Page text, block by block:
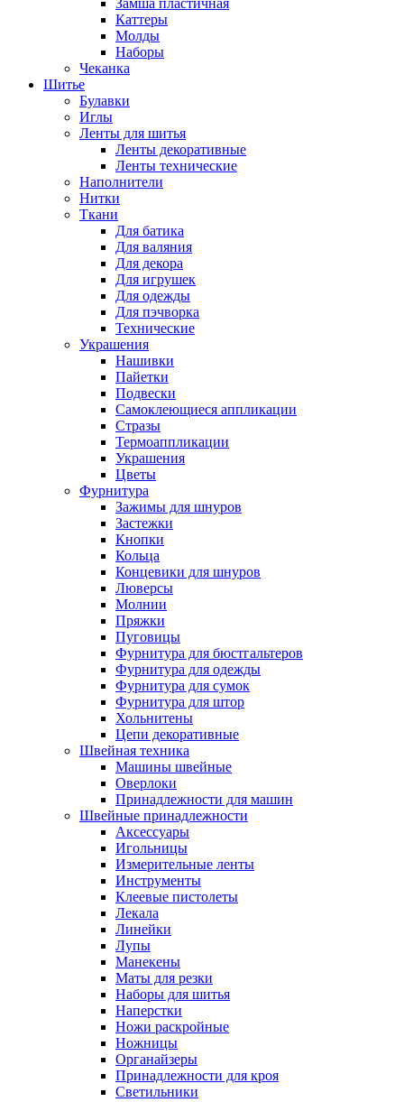
Замша пластичная
Каттеры
Молды
Наборы
Чеканка
Шитье
Булавки
Иглы
Ленты для шитья
Ленты декоративные
Ленты технические
Наполнители
Нитки
Ткани
Для батика
Для валяния
Для декора
Для игрушек
Для одежды
Для пэчворка
Технические
Украшения
Нашивки
Пайетки
Подвески
Самоклеющиеся аппликации
Стразы
Термоаппликации
Украшения
Цветы
Фурнитура
Зажимы для шнуров
Застежки
Кнопки
Кольца
Концевики для шнуров
Люверсы
Молнии
Пряжки
Пуговицы
Фурнитура для бюстгальтеров
Фурнитура для одежды
Фурнитура для сумок
Фурнитура для штор
Хольнитены
Цепи декоративные
Швейная техника
Машины швейные
Оверлоки
Принадлежности для машин
Швейные принадлежности
Аксессуары
Игольницы
Измерительные ленты
Инструменты
Клеевые пистолеты
Лекала
Линейки
Лупы
Манекены
Маты для резки
Наборы для шитья
Наперстки
Ножи раскройные
Ножницы
Органайзеры
Принадлежности для кроя
Светильники